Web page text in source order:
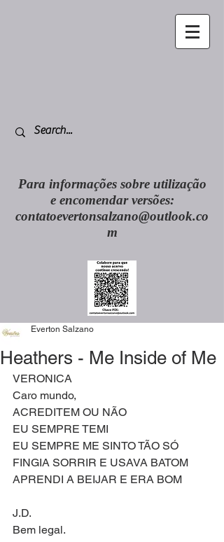
Para informações sobre utilização
e encomendar versões:
contatoevertonsalzano@outlook.co
m
Heathers - Me Inside of Me
Everton Salzano
VERONICA
Caro mundo,
ACREDITEM OU NÃO
EU SEMPRE TEMI
EU SEMPRE ME SINTO TÃO SÓ
FINGIA SORRIR E USAVA BATOM
APRENDI A BEIJAR E ERA BOM
J.D.
Bem legal.